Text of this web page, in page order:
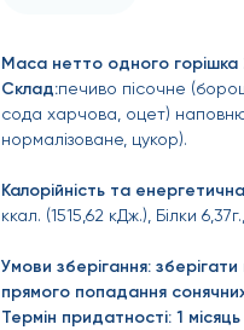
Маса нетто одного горішка
Склад:печиво пісочне
сода харчова, оцет)
нормалізоване, цукор).
Калорійність та
ккал. (1515,62 кДж.), Білки
Умови зберігання:
прямого попадання
Термін придатності: 1